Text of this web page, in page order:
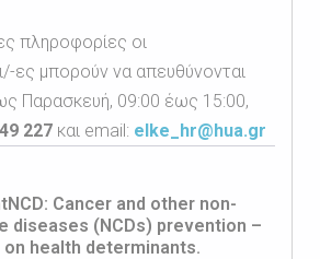
πληροφορίες οι
ες μπορούν να απευθύνονται
Παρασκευή, 09:00 έως 15:00,
227 και email: elke_hr@hua.gr
Cancer and other non-
diseases (NCDs) prevention –
on health determinants.